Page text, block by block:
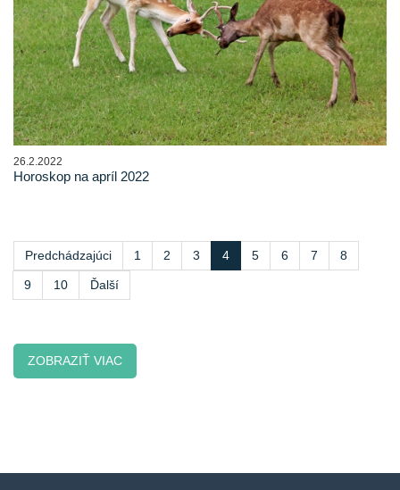
26.2.2022
Horoskop na apríl 2022
Predchádzajúci 1 2 3 4 5 6 7 8
9 10 Ďalší
ZOBRAZIŤ VIAC